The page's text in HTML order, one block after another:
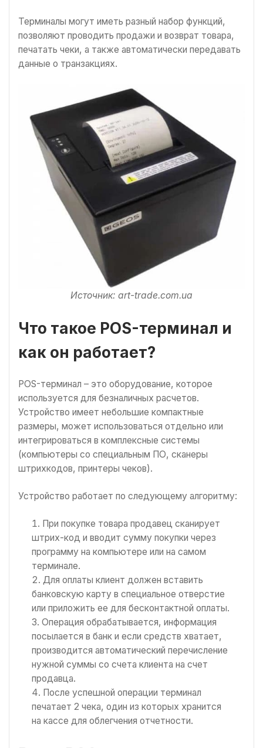
Терминалы могут иметь разный набор функций,
позволяют проводить продажи и возврат товара,
печатать чеки, а также автоматически передавать
данные о транзакциях.
Источник: art-trade.com.ua
Что такое POS-терминал и
как он работает?
POS-терминал – это оборудование, которое
используется для безналичных расчетов.
Устройство имеет небольшие компактные
размеры, может использоваться отдельно или
интегрироваться в комплексные системы
(компьютеры со специальным ПО, сканеры
штрихкодов, принтеры чеков).
Устройство работает по следующему алгоритму:
При покупке товара продавец сканирует
штрих-код и вводит сумму покупки через
программу на компьютере или на самом
терминале.
Для оплаты клиент должен вставить
банковскую карту в специальное отверстие
или приложить ее для бесконтактной оплаты.
Операция обрабатывается, информация
посылается в банк и если средств хватает,
производится автоматический перечисление
нужной суммы со счета клиента на счет
продавца.
После успешной операции терминал
печатает 2 чека, один из которых хранится
на кассе для облегчения отчетности.